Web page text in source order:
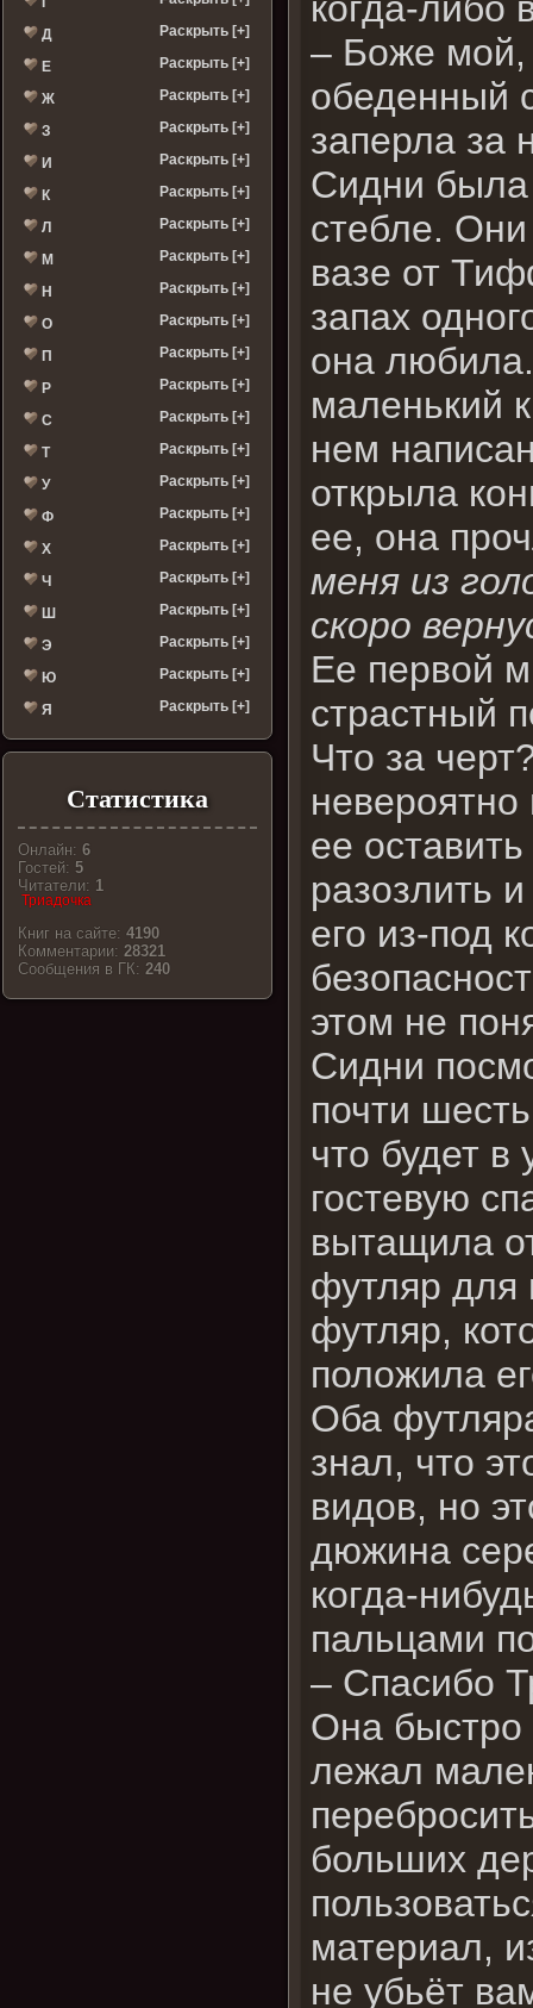
Д Раскрыть [+]
Е Раскрыть [+]
Ж Раскрыть [+]
З Раскрыть [+]
И Раскрыть [+]
К Раскрыть [+]
Л Раскрыть [+]
М Раскрыть [+]
Н Раскрыть [+]
О Раскрыть [+]
П Раскрыть [+]
Р Раскрыть [+]
С Раскрыть [+]
Т Раскрыть [+]
У Раскрыть [+]
Ф Раскрыть [+]
Х Раскрыть [+]
Ч Раскрыть [+]
Ш Раскрыть [+]
Э Раскрыть [+]
Ю Раскрыть [+]
Я Раскрыть [+]
Статистика
Онлайн:6
Гостей: 5
Читатели: 1
Триадочка
Книг на сайте:4190
Комментарии:28321
Cообщения в ГК:240
– Боже мой,
обеденный
заперла за
Сидни была
стебле.
вазе от
запах
она
маленький
нем
открыла
ее, она
меня из
скоро
Ее первой
страстный
Что за
ее
разозлить
его из-под
этом не
Сидни
почти
что будет в
гостевую
вытащила
футляр для
футляр,
положила
Оба
знал, что
видов, но
дюжина
когда-
пальцами
– Спасибо
Она быстро
лежал
больших
материал,
не убьёт